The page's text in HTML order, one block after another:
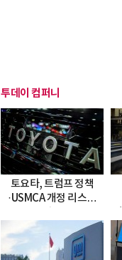
투데이 컴퍼니
토요타, 트럼프 정책
·USMCA 개정 리스크